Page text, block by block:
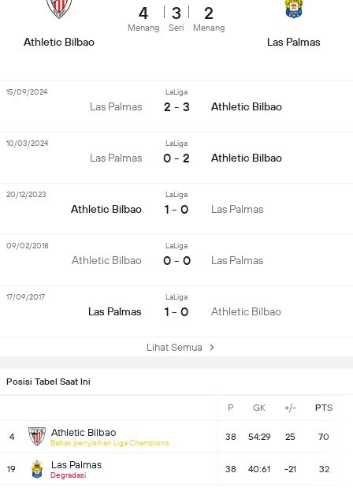
Posisi Tabel Saat Ini
P GK +/- PTS
4 Athletic Bilbao
Babak penyisihan Liga Champions
38 54:29 25 70
19 Las Palmas
Degradasi
38 40:61 -21 32
Athletic Bilbao
4
Menang
3
Seri
2
Menang
Las Palmas
Las Palmas
LaLiga
2 - 3 Athletic Bilbao
15/09/2024
Las Palmas
LaLiga
0 - 2 Athletic Bilbao
10/03/2024
Athletic Bilbao
LaLiga
1 - 0 Las Palmas
20/12/2023
Athletic Bilbao
LaLiga
0 - 0 Las Palmas
09/02/2018
Las Palmas
LaLiga
1 - 0 Athletic Bilbao
17/09/2017
Lihat Semua